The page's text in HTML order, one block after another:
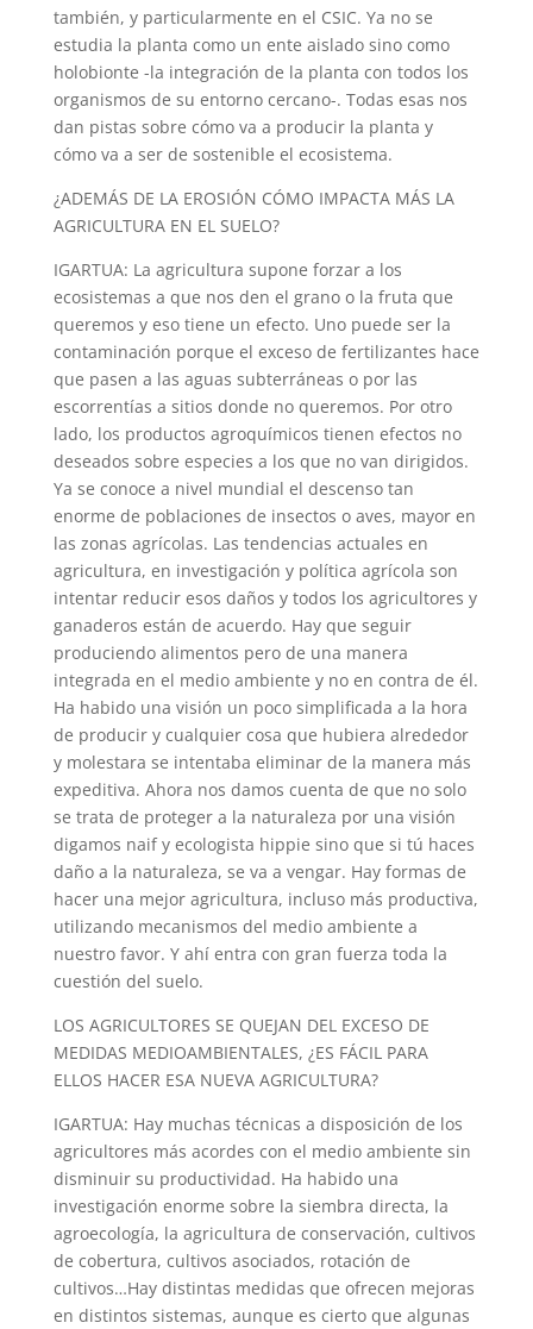
también, y particularmente en el CSIC. Ya no se
estudia la planta como un ente aislado sino como
holobionte -la integración de la planta con todos los
organismos de su entorno cercano-. Todas esas nos
dan pistas sobre cómo va a producir la planta y
cómo va a ser de sostenible el ecosistema.
¿ADEMÁS DE LA EROSIÓN CÓMO IMPACTA MÁS LA
AGRICULTURA EN EL SUELO?
IGARTUA: La agricultura supone forzar a los
ecosistemas a que nos den el grano o la fruta que
queremos y eso tiene un efecto. Uno puede ser la
contaminación porque el exceso de fertilizantes hace
que pasen a las aguas subterráneas o por las
escorrentías a sitios donde no queremos. Por otro
lado, los productos agroquímicos tienen efectos no
deseados sobre especies a los que no van dirigidos.
Ya se conoce a nivel mundial el descenso tan
enorme de poblaciones de insectos o aves, mayor en
las zonas agrícolas. Las tendencias actuales en
agricultura, en investigación y política agrícola son
intentar reducir esos daños y todos los agricultores y
ganaderos están de acuerdo. Hay que seguir
produciendo alimentos pero de una manera
integrada en el medio ambiente y no en contra de él.
Ha habido una visión un poco simplificada a la hora
de producir y cualquier cosa que hubiera alrededor
y molestara se intentaba eliminar de la manera más
expeditiva. Ahora nos damos cuenta de que no solo
se trata de proteger a la naturaleza por una visión
digamos naif y ecologista hippie sino que si tú haces
daño a la naturaleza, se va a vengar. Hay formas de
hacer una mejor agricultura, incluso más productiva,
utilizando mecanismos del medio ambiente a
nuestro favor. Y ahí entra con gran fuerza toda la
cuestión del suelo.
LOS AGRICULTORES SE QUEJAN DEL EXCESO DE
MEDIDAS MEDIOAMBIENTALES, ¿ES FÁCIL PARA
ELLOS HACER ESA NUEVA AGRICULTURA?
IGARTUA: Hay muchas técnicas a disposición de los
agricultores más acordes con el medio ambiente sin
disminuir su productividad. Ha habido una
investigación enorme sobre la siembra directa, la
agroecología, la agricultura de conservación, cultivos
de cobertura, cultivos asociados, rotación de
cultivos…Hay distintas medidas que ofrecen mejoras
en distintos sistemas, aunque es cierto que algunas